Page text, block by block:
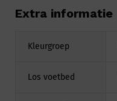
Extra informatie
Kleurgroep
Los voetbed